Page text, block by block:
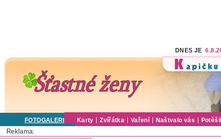
DNES JE
FOTOGALERIE Karty Zvířátka Vaření Naštvalo vás
Reklama: